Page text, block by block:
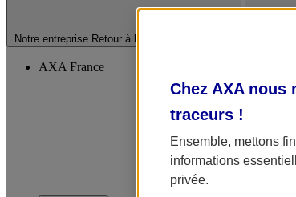
Notre entreprise Retour à la section précédente
AXA France
Chez AXA
traceurs !
Ensemble, mettons
informations
privée.